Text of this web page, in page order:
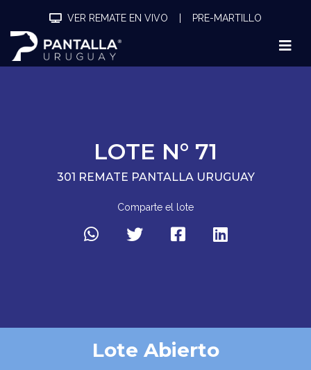
VER REMATE EN VIVO PRE-MARTILLO
LOTE N° 71
301 REMATE PANTALLA URUGUAY
Comparte el lote
Lote Abierto